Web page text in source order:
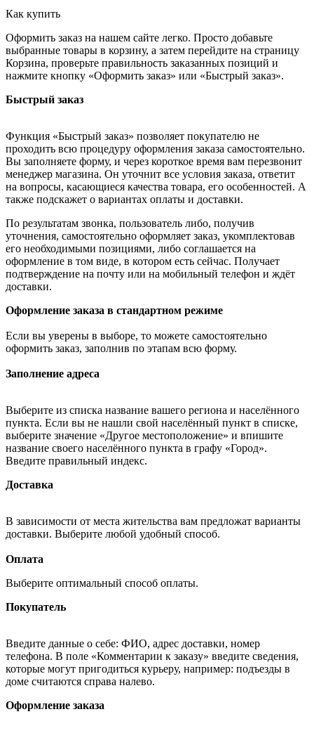
Как купить
Оформить заказ на нашем сайте легко. Просто добавьте
выбранные товары в корзину, а затем перейдите на страницу
Корзина, проверьте правильность заказанных позиций и
нажмите кнопку «Оформить заказ» или «Быстрый заказ».
Быстрый заказ
Функция «Быстрый заказ» позволяет покупателю не
проходить всю процедуру оформления заказа самостоятельно.
Вы заполняете форму, и через короткое время вам перезвонит
менеджер магазина. Он уточнит все условия заказа, ответит
на вопросы, касающиеся качества товара, его особенностей. А
также подскажет о вариантах оплаты и доставки.
По результатам звонка, пользователь либо, получив
уточнения, самостоятельно оформляет заказ, укомплектовав
его необходимыми позициями, либо соглашается на
оформление в том виде, в котором есть сейчас. Получает
подтверждение на почту или на мобильный телефон и ждёт
доставки.
Оформление заказа в стандартном режиме
Если вы уверены в выборе, то можете самостоятельно
оформить заказ, заполнив по этапам всю форму.
Заполнение адреса
Выберите из списка название вашего региона и населённого
пункта. Если вы не нашли свой населённый пункт в списке,
выберите значение «Другое местоположение» и впишите
название своего населённого пункта в графу «Город».
Введите правильный индекс.
Доставка
В зависимости от места жительства вам предложат варианты
доставки. Выберите любой удобный способ.
Оплата
Выберите оптимальный способ оплаты.
Покупатель
Введите данные о себе: ФИО, адрес доставки, номер
телефона. В поле «Комментарии к заказу» введите сведения,
которые могут пригодиться курьеру, например: подъезды в
доме считаются справа налево.
Оформление заказа